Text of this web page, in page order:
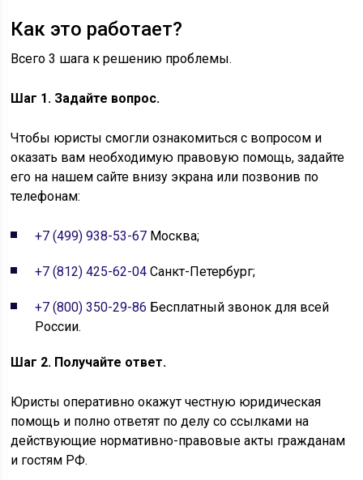
Как это работает?
Всего 3 шага к решению проблемы.
Шаг 1. Задайте вопрос.
Чтобы юристы смогли ознакомиться с вопросом и
оказать вам необходимую правовую помощь, задайте
его на нашем сайте внизу экрана или позвонив по
телефонам:
+7 (499) 938-53-67 Москва;
+7 (812) 425-62-04 Санкт-Петербург;
+7 (800) 350-29-86 Бесплатный звонок для всей
России.
Шаг 2. Получайте ответ.
Юристы оперативно окажут честную юридическая
помощь и полно ответят по делу со ссылками на
действующие нормативно-правовые акты гражданам
и гостям РФ.